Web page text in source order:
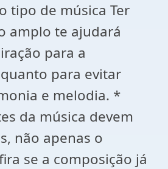
tipo de música Ter
amplo te ajudará
para a
para evitar
e melodia. *
da música devem
não apenas o
se a composição já